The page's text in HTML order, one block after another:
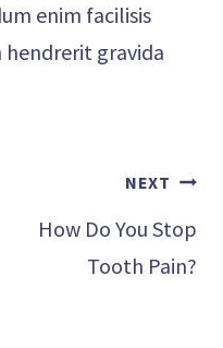
enim facilisis
hendrerit gravida
NEXT
How Do You Stop
Tooth Pain?